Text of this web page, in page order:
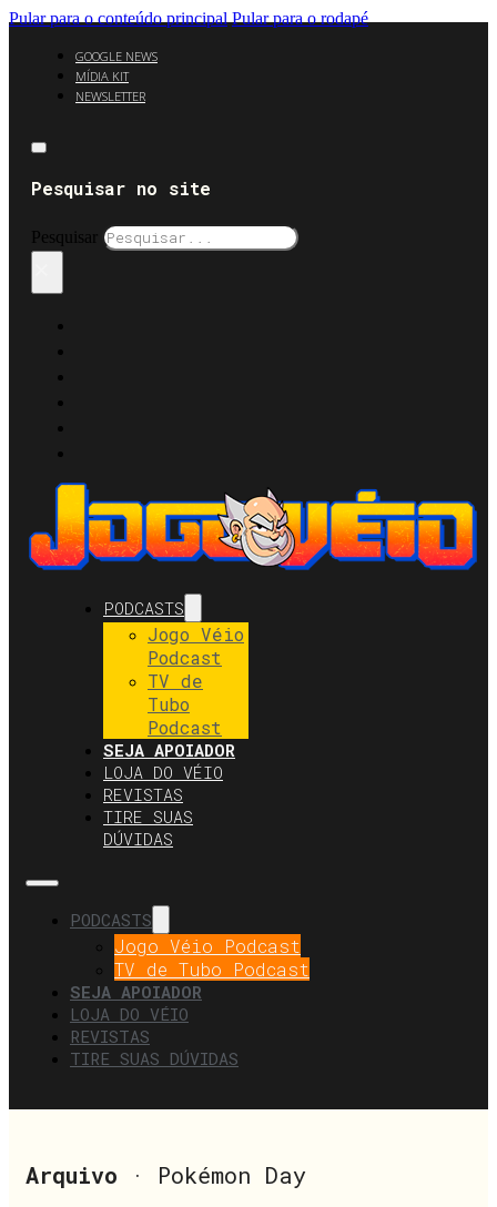
Pular para o conteúdo principal Pular para o rodapé
GOOGLE NEWS
MÍDIA KIT
NEWSLETTER
Pesquisar no site
Pesquisar
PODCASTS
Jogo Véio
Podcast
TV de
Tubo
Podcast
SEJA APOIADOR
LOJA DO VÉIO
REVISTAS
TIRE SUAS
DÚVIDAS
PODCASTS
Jogo Véio Podcast
TV de Tubo Podcast
SEJA APOIADOR
LOJA DO VÉIO
REVISTAS
TIRE SUAS DÚVIDAS
Arquivo · Pokémon Day